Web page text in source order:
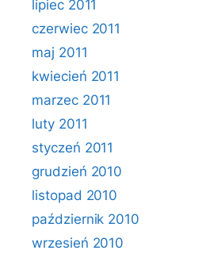
lipiec 2011
czerwiec 2011
maj 2011
kwiecień 2011
marzec 2011
luty 2011
styczeń 2011
grudzień 2010
listopad 2010
październik 2010
wrzesień 2010